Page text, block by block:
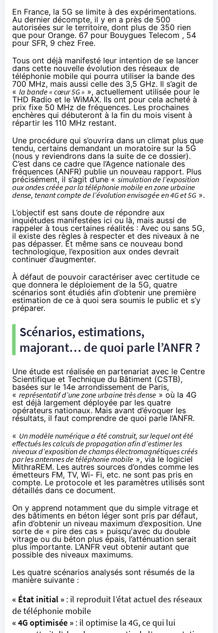
En France, la 5G se limite à des expérimentations.
Au dernier décompte, il y en a près de 500
autorisées sur le territoire, dont plus de 350 rien
que pour Orange. 67 pour Bouygues Telecom , 54
pour SFR, 9 chez Free.
Tous ont déjà manifesté leur intention de se lancer
dans cette nouvelle évolution des réseaux de
téléphonie mobile qui pourra utiliser la bande des
700 MHz, mais aussi celle des 3,5 GHz. Il s’agit de
« la bande « cœur 5G » », actuellement utilisée pour le
THD Radio et le WiMAX. Ils ont pour cela acheté à
prix fixe 50 MHz de fréquences. Les prochaines
enchères qui débuteront à la fin du mois visent à
répartir les 110 MHz restant.
Une procédure qui s’ouvrira dans un climat plus que
tendu, certains demandant un moratoire sur la 5G
(nous y reviendrons dans la suite de ce dossier).
C’est dans ce cadre que l’Agence nationale des
fréquences (ANFR) publie un nouveau rapport. Plus
précisément, il s’agit d’une « simulation de l’exposition
aux ondes créée par la téléphonie mobile en zone urbaine
dense, tenant compte de l’évolution envisagée en 4G et 5G ».
L’objectif est sans doute de répondre aux
inquiétudes manifestées ici ou là, mais aussi de
rappeler à tous certaines réalités : Avec ou sans 5G,
il existe des règles à respecter et des niveaux à ne
pas dépasser. Et même sans ce nouveau bond
technologique, l’exposition aux ondes devrait
continuer d’augmenter.
À défaut de pouvoir caractériser avec certitude ce
que donnera le déploiement de la 5G, quatre
scénarios sont étudiés afin d’obtenir une première
estimation de ce à quoi sera soumis le public et s’y
préparer.
Scénarios, estimations,
majorant… de quoi parle l’ANFR ?
Une étude est réalisée en partenariat avec le Centre
Scientifique et Technique du Bâtiment (CSTB),
basées sur le 14e arrondissement de Paris,
« représentatif d’une zone urbaine très dense » où la 4G
est déjà largement déployée par les quatre
opérateurs nationaux. Mais avant d’évoquer les
résultats, il faut comprendre de quoi parle l’ANFR.
« Un modèle numérique a été construit, sur lequel ont été
effectués les calculs de propagation afin d’estimer les
niveaux d’exposition de champs électromagnétiques créés
par les antennes de téléphonie mobile », via le logiciel
MithraREM. Les autres sources d’ondes comme les
émetteurs FM, TV, Wi- Fi, etc. ne sont pas pris en
compte. Le protocole et les paramètres utilisés sont
détaillés dans ce document.
On y apprend notamment que du simple vitrage et
des bâtiments en béton léger sont pris par défaut,
afin d’obtenir un niveau maximum d’exposition. Une
sorte de « pire des cas » puisqu'avec du double
vitrage ou du béton plus épais, l’atténuation serait
plus importante. L’ANFR veut obtenir autant que
possible des niveaux maximums.
Les quatre scénarios analysés sont résumés de la
manière suivante :
« État initial » : il reproduit l’état actuel des réseaux
de téléphonie mobile
« 4G optimisée » : il optimise la 4G, ce qui lui